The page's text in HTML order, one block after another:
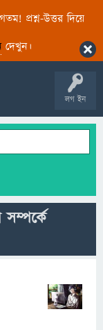
প্রশ্ন-উত্তর দিয়ে
দেখুন।
লগ ইন